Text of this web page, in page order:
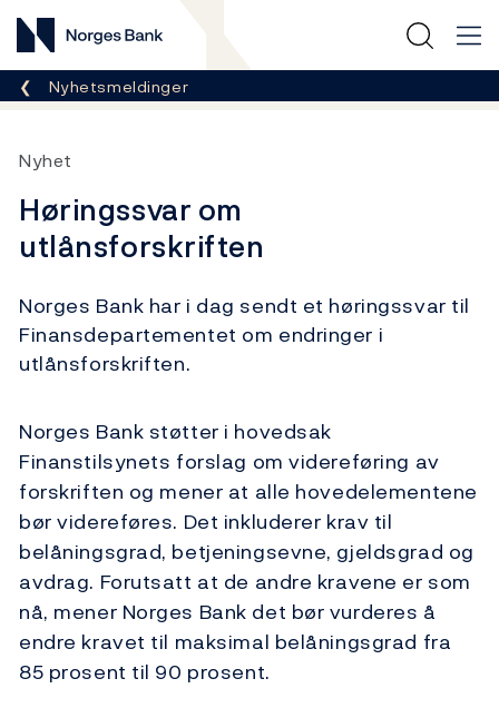
Norges Bank
Her er du nå:
Nyhetsmeldinger
Nyhet
Høringssvar om
utlånsforskriften
Norges Bank har i dag sendt et høringssvar til
Finansdepartementet om endringer i
utlånsforskriften.
Norges Bank støtter i hovedsak
Finanstilsynets forslag om videreføring av
forskriften og mener at alle hovedelementene
bør videreføres. Det inkluderer krav til
belåningsgrad, betjeningsevne, gjeldsgrad og
avdrag. Forutsatt at de andre kravene er som
nå, mener Norges Bank det bør vurderes å
endre kravet til maksimal belåningsgrad fra
85 prosent til 90 prosent.